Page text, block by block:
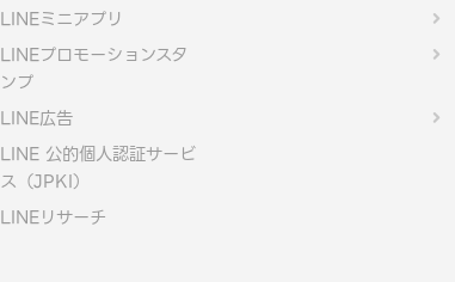
LINEミニアプリ
LINEプロモーションスタ
ンプ
LINE広告
LINE 公的個人認証サービ
ス（JPKI）
LINEリサーチ